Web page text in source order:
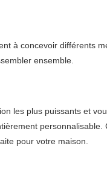
à concevoir différents
ensemble.
les plus puissants et
pour votre maison.